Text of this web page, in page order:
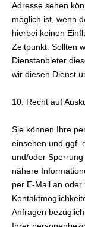
Adresse sehen
möglich ist, wenn
hierbei keinen
Zeitpunkt. Sollten
Dienstanbieter
wir diesen Dienst
10. Recht auf
Sie können Ihre
einsehen und ggf.
und/oder
nähere
per E-Mail an
Anfragen